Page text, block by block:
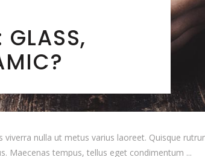
nulla ut metus varius laoreet. Quisque
Maecenas tempus, tellus eget condimentum